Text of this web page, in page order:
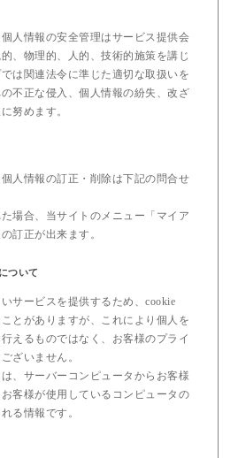
人情報の安全管理はサービス提供会
、物理的、人的、技術的施策を講じ
は関連法令に準じた適切な取扱いを
不正な侵入、個人情報の紛失、改ざ
努めます。
人情報の訂正・削除は下記の問合せ
場合、当サイトのメニュー「マイア
訂正が出来ます。
ついて
サービスを提供するため、cookie
ことがありますが、これにより個人を
えるものではなく、お客様のプライ
ざいません。
、サーバーコンピュータからお客様
客様が使用しているコンピュータの
る情報です。